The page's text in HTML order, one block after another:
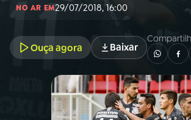
01INÍCIO
02A RÁDIO
PROGRAMAÇÃO
NO AR EM29/07/2018, 16:00
Ouça agora Baixar